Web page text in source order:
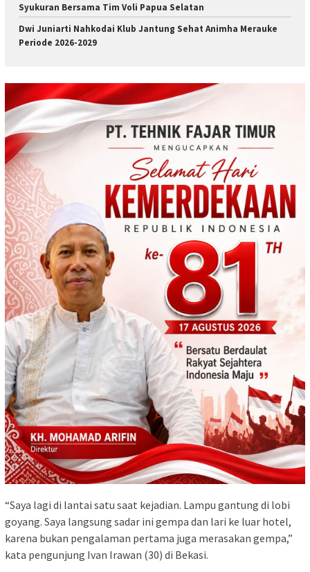
Syukuran Bersama Tim Voli Papua Selatan
Dwi Juniarti Nahkodai Klub Jantung Sehat Animha Merauke
Periode 2026-2029
“Saya lagi di lantai satu saat kejadian. Lampu gantung di lobi
goyang. Saya langsung sadar ini gempa dan lari ke luar hotel,
karena bukan pengalaman pertama juga merasakan gempa,”
kata pengunjung Ivan Irawan (30) di Bekasi.